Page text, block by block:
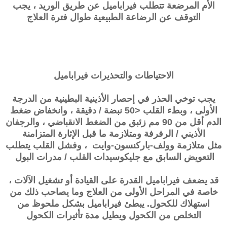
الأم المرضعة تتطلب فيراباميل عن طريق الوريد ، يجب
التوقف عن الرضاعة الطبيعية طوال فترة العلاج
الاحتياطات والتحذيرات فيراباميل
يجب توخي الحذر في إحصار الأذينية البطينية من الدرجة
الأولى ، وبطء القلب <50 نبضة / دقيقة ، وانخفاض ضغط
الدم أقل من 90 مم زئبق من الضغط الانقباضي ، والرجفان
الأذيني / الرفرفة ومتلازمة ما قبل الإثارة المتزامنة
مثل متلازمة وولف-باركنسون-وايت ، وفشل القلب يتطلب
التعويض السابق مع جليكوسيدات القلب / مدرات البول
قد يضعف فيراباميل القدرة على القيادة أو تشغيل الآلات ،
خاصة في المراحل الأولى من العلاج وما يصاحب ذلك من
استهلاك للكحول. يبطئ فيراباميل بشكل ملحوظ من
التخلص من الكحول ويطيل مدة تأثيرات الكحول